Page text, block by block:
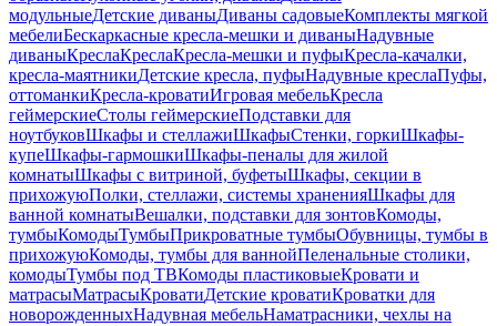
модульныеДетские диваныДиваны садовыеКомплекты мягкой
мебелиБескаркасные кресла-мешки и диваныНадувные
диваныКреслаКреслаКресла-мешки и пуфыКресла-качалки,
кресла-маятникиДетские кресла, пуфыНадувные креслаПуфы,
оттоманкиКресла-кроватиИгровая мебельКресла
геймерскиеСтолы геймерскиеПодставки для
ноутбуковШкафы и стеллажиШкафыСтенки, горкиШкафы-
купеШкафы-гармошкиШкафы-пеналы для жилой
комнатыШкафы с витриной, буфетыШкафы, секции в
прихожуюПолки, стеллажи, системы храненияШкафы для
ванной комнатыВешалки, подставки для зонтовКомоды,
тумбыКомодыТумбыПрикроватные тумбыОбувницы, тумбы в
прихожуюКомоды, тумбы для ваннойПеленальные столики,
комодыТумбы под ТВКомоды пластиковыеКровати и
матрасыМатрасыКроватиДетские кроватиКроватки для
новорожденныхНадувная мебельНаматрасники, чехлы на